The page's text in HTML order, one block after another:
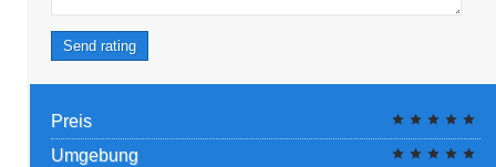
Send rating
Preis
Umgebung